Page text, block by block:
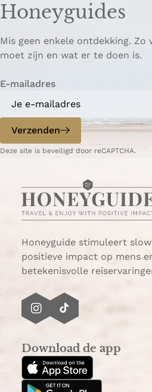
e
a
g
n
p
W
h
t
s
A
p
e
p
a
g
p
e
-
a
l
i
r
e
Honeyguides
Mis geen enkele ontdekking.
moet zijn en wat er te doen is.
E-mailadres
Verzenden
Deze site is beveiligd door reCAPTCHA.
Honeyguide stimuleert
positieve impact op mens
betekenisvolle
I
t
a
g
T
T
o
k
Download de app